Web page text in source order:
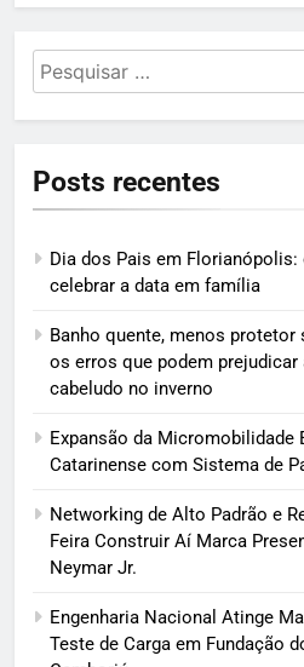
Pesquisar
por:
Posts recentes
Dia dos Pais em
celebrar a data em família
Banho quente, menos
os erros que podem prejudicar
cabeludo no inverno
Expansão da Micromobilidade
Catarinense com Sistema de
Networking de Alto Padrão e
Feira Construir Aí Marca
Neymar Jr.
Engenharia Nacional Atinge
Teste de Carga em Fundação